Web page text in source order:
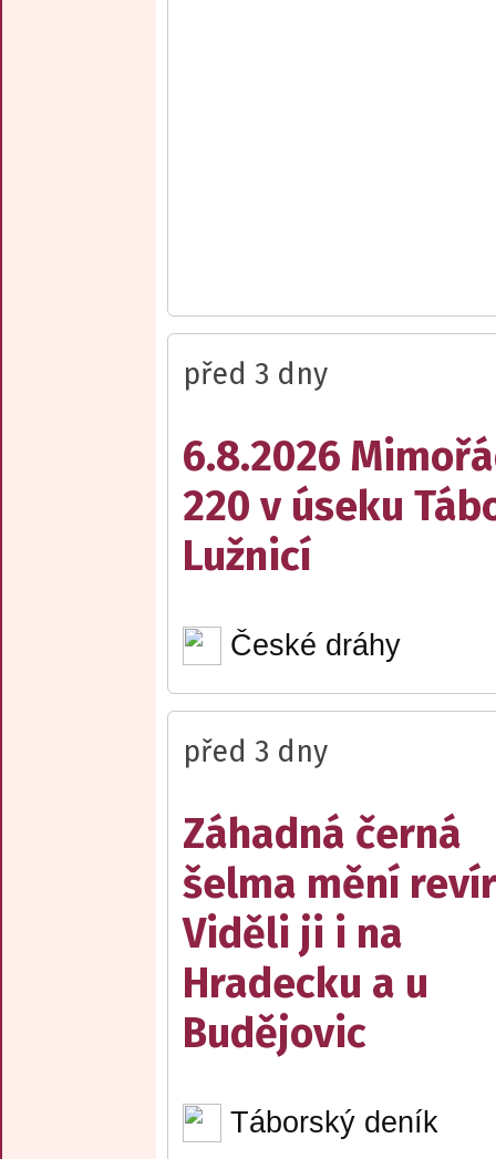
před 3 dny
6.8.2026
220 v úseku
Lužnicí
České dráhy
před 3 dny
Záhadná černá
šelma mění
Viděli ji i na
Hradecku a u
Budějovic
Táborský deník